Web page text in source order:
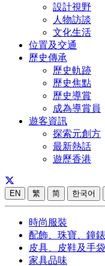
設計視野
人物訪談
文化生活
位置及交通
歷史傳承
歷史軌跡
歷史焦點
歷史導賞
成為導賞員
遊客資訊
探索元創方
最新熱話
遊歷香港
EN 繁 简 한국어
時尚服裝
配飾、珠寶、鐘
皮具、皮鞋及手袋
家具品味